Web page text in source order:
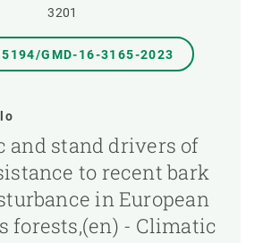
3201
GMD-16-3165-2023
and stand drivers of
to recent bark
in European
forests,(en) - Climatic